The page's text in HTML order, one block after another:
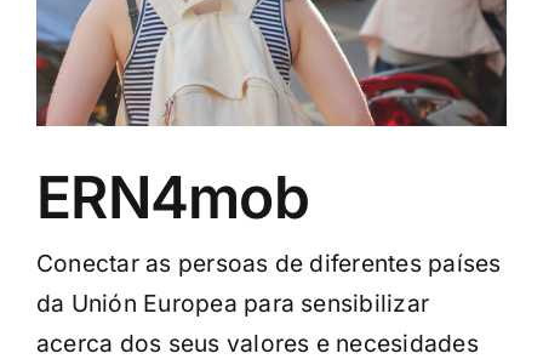
ERN4mob
Conectar as persoas de diferentes países
da Unión Europea para sensibilizar
acerca dos seus valores e necesidades